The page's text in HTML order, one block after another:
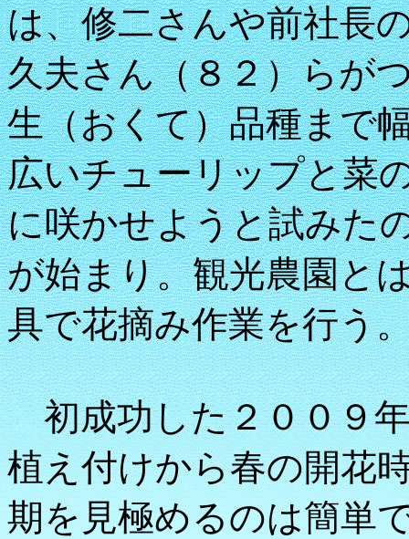
は、修二さんや前社長
久夫さん（８２）らが
生（おくて）品種まで
広いチューリップと菜
に咲かせようと試みた
が始まり。観光農園と
具で花摘み作業を行う
初成功した２００９
植え付けから春の開花
期を見極めるのは簡単